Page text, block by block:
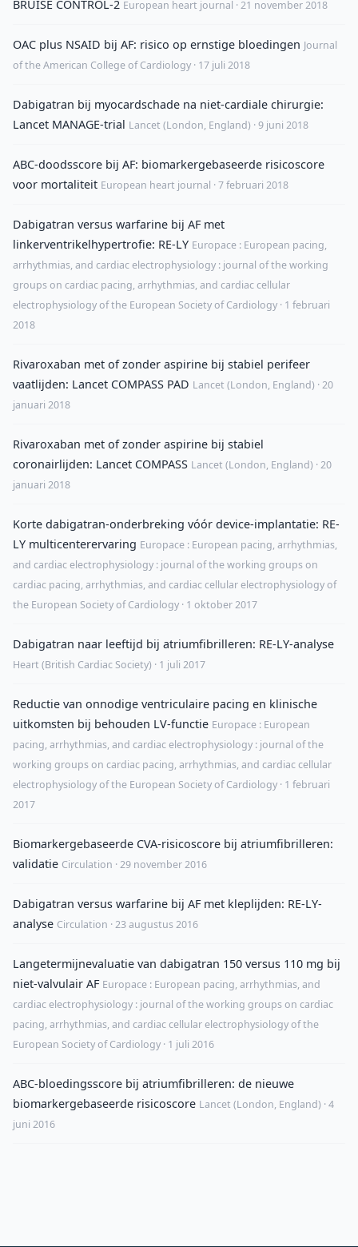
BRUISE CONTROL-2 European heart journal · 21 november 2018
OAC plus NSAID bij AF: risico op ernstige bloedingen Journal
of the American College of Cardiology · 17 juli 2018
Dabigatran bij myocardschade na niet-cardiale chirurgie:
Lancet MANAGE-trial Lancet (London, England) · 9 juni 2018
ABC-doodsscore bij AF: biomarkergebaseerde risicoscore
voor mortaliteit European heart journal · 7 februari 2018
Dabigatran versus warfarine bij AF met
linkerventrikelhypertrofie: RE-LY Europace : European pacing,
arrhythmias, and cardiac electrophysiology : journal of the working
groups on cardiac pacing, arrhythmias, and cardiac cellular
electrophysiology of the European Society of Cardiology · 1 februari
2018
Rivaroxaban met of zonder aspirine bij stabiel perifeer
vaatlijden: Lancet COMPASS PAD Lancet (London, England) · 20
januari 2018
Rivaroxaban met of zonder aspirine bij stabiel
coronairlijden: Lancet COMPASS Lancet (London, England) · 20
januari 2018
Korte dabigatran-onderbreking vóór device-implantatie: RE-
LY multicenterervaring Europace : European pacing, arrhythmias,
and cardiac electrophysiology : journal of the working groups on
cardiac pacing, arrhythmias, and cardiac cellular electrophysiology of
the European Society of Cardiology · 1 oktober 2017
Dabigatran naar leeftijd bij atriumfibrilleren: RE-LY-analyse
Heart (British Cardiac Society) · 1 juli 2017
Reductie van onnodige ventriculaire pacing en klinische
uitkomsten bij behouden LV-functie Europace : European
pacing, arrhythmias, and cardiac electrophysiology : journal of the
working groups on cardiac pacing, arrhythmias, and cardiac cellular
electrophysiology of the European Society of Cardiology · 1 februari
2017
Biomarkergebaseerde CVA-risicoscore bij atriumfibrilleren:
validatie Circulation · 29 november 2016
Dabigatran versus warfarine bij AF met kleplijden: RE-LY-
analyse Circulation · 23 augustus 2016
Langetermijnevaluatie van dabigatran 150 versus 110 mg bij
niet-valvulair AF Europace : European pacing, arrhythmias, and
cardiac electrophysiology : journal of the working groups on cardiac
pacing, arrhythmias, and cardiac cellular electrophysiology of the
European Society of Cardiology · 1 juli 2016
ABC-bloedingsscore bij atriumfibrilleren: de nieuwe
biomarkergebaseerde risicoscore Lancet (London, England) · 4
juni 2016